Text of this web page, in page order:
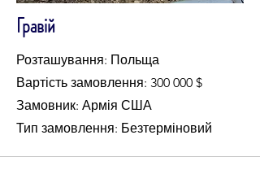
Гравій
Розташування: Польща
Вартість замовлення: 300 000 $
Замовник: Армія США
Тип замовлення: Безтерміновий